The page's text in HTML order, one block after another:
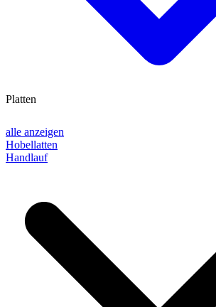
alle anzeigen
Hobellatten
Handlauf
Platten